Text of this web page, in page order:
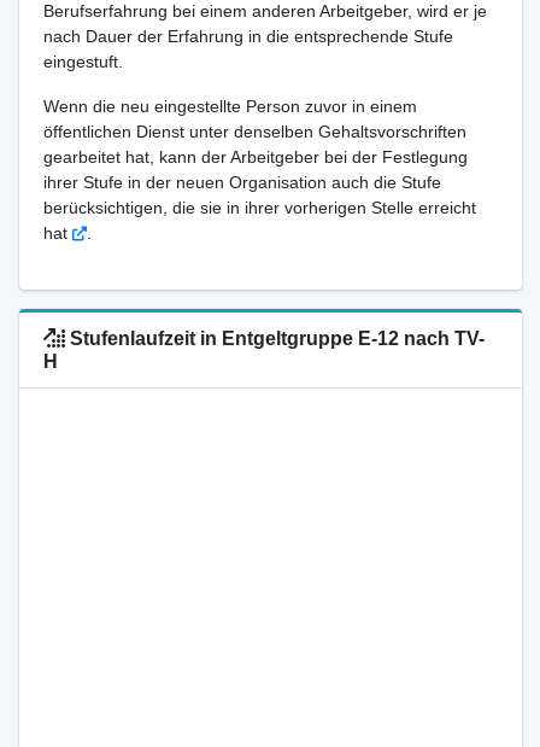
Berufserfahrung bei einem anderen Arbeitgeber, wird er je
nach Dauer der Erfahrung in die entsprechende Stufe
eingestuft.
Wenn die neu eingestellte Person zuvor in einem
öffentlichen Dienst unter denselben Gehaltsvorschriften
gearbeitet hat, kann der Arbeitgeber bei der Festlegung
ihrer Stufe in der neuen Organisation auch die Stufe
berücksichtigen, die sie in ihrer vorherigen Stelle erreicht
hat
.
Stufenlaufzeit in Entgeltgruppe E-12 nach TV-
H